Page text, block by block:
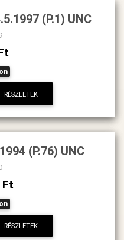
(P.1) UNC
RÉSZLETEK
(P.76) UNC
Ft
RÉSZLETEK